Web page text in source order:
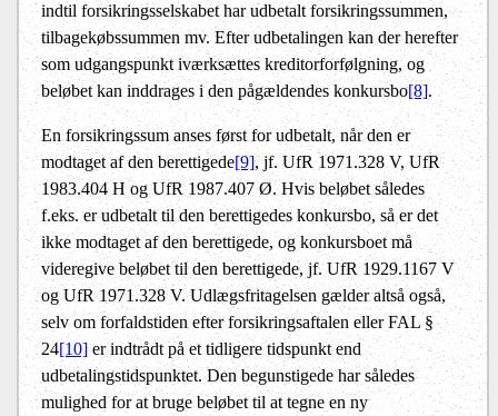
indtil forsikringsselskabet har udbetalt forsikringssummen,
tilbagekøbssummen mv. Efter udbetalingen kan der herefter
som udgangspunkt iværksættes kreditorforfølgning, og
beløbet kan inddrages i den pågældendes konkursbo[8].
En forsikringssum anses først for udbetalt, når den er
modtaget af den berettigede[9], jf. UfR 1971.328 V, UfR
1983.404 H og UfR 1987.407 Ø. Hvis beløbet således
f.eks. er udbetalt til den berettigedes konkursbo, så er det
ikke modtaget af den berettigede, og konkursboet må
videregive beløbet til den berettigede, jf. UfR 1929.1167 V
og UfR 1971.328 V. Udlægsfritagelsen gælder altså også,
selv om forfaldstiden efter forsikringsaftalen eller FAL §
24[10]er indtrådt på et tidligere tidspunkt end
udbetalingstidspunktet. Den begunstigede har således
mulighed for at bruge beløbet til at tegne en ny